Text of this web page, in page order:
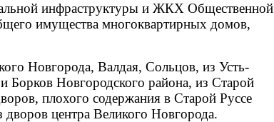
инфраструктуры и ЖКХ Общественной
имущества многоквартирных домов,
Новгорода, Валдая, Сольцов, из Усть-
Борков Новгородского района, из Старой
плохого содержания в Старой Руссе
дворов центра Великого Новгорода.